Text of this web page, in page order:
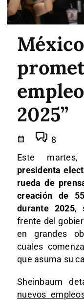
2025”
8
Este
presidenta
rueda de
creación de
durante 2025,
frente del
en grandes
cuales
que asuma su
Sheinbaum
nuevos